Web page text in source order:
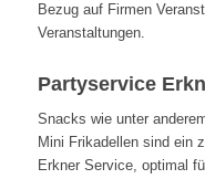
Bezug auf Firmen
Veranstaltungen.
Partyservice
Snacks wie unter
Mini Frikadellen sind ein
Erkner Service, optimal